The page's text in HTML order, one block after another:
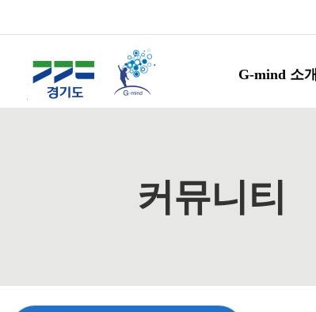
G-mind 소개
커뮤니티